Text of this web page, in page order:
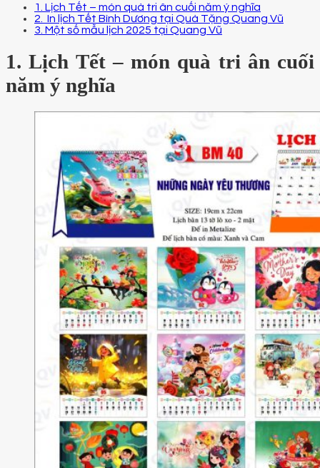
1. Lịch Tết – món quà tri ân cuối năm ý nghĩa
2. In lịch Tết Bình Dương tại Quà Tặng Quang Vũ
3. Một số mẫu lịch 2025 tại Quang Vũ
1. Lịch Tết – món quà tri ân cuối
năm ý nghĩa